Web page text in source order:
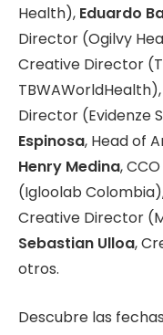
Health), Eduardo
Director (Ogilvy
Creative Director
TBWAWorldHealth),
Director (Evidenze
Espinosa, Head of
Henry Medina,
(Igloolab
Creative Director
Sebastian Ulloa,
otros.
Descubre las